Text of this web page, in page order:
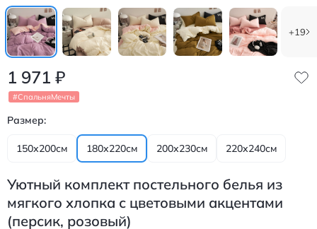
+19
1 971 ₽
#СпальняМечты
Размер:
150х200см 180х220см 200х230см 220х240см
Уютный комплект постельного белья из
мягкого хлопка с цветовыми акцентами
(персик, розовый)